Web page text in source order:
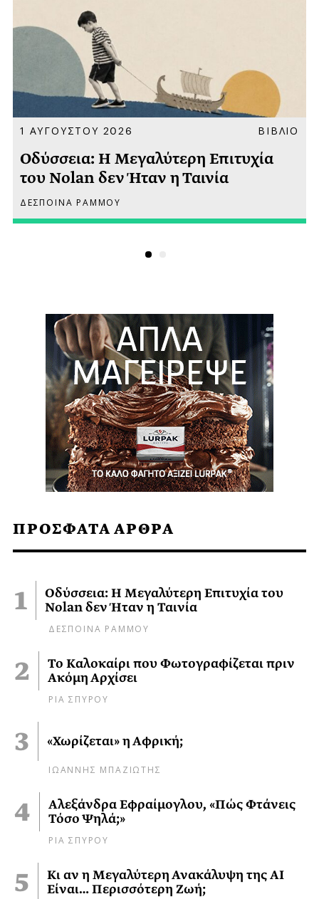
ΠΡΟΣΦΑΤΑ ΑΡΘΡΑ
Οδύσσεια: Η Μεγαλύτερη Επιτυχία του
Nolan δεν Ήταν η Ταινία
ΔΕΣΠΟΙΝΑ ΡΑΜΜΟΥ
Το Καλοκαίρι που Φωτογραφίζεται πριν
Ακόμη Αρχίσει
ΡΙΑ ΣΠΥΡΟΥ
«Χωρίζεται» η Αφρική;
ΙΩΑΝΝΗΣ ΜΠΑΖΙΩΤΗΣ
Αλεξάνδρα Εφραίμογλου, «Πώς Φτάνεις
Τόσο Ψηλά;»
ΡΙΑ ΣΠΥΡΟΥ
Κι αν η Μεγαλύτερη Ανακάλυψη της AI
Είναι… Περισσότερη Ζωή;
1 ΑΥΓΟΥΣΤΟΥ 2026 ΒΙΒΛΙΟ
Οδύσσεια: Η Μεγαλύτερη Επιτυχία
του Nolan δεν Ήταν η Ταινία
ΔΕΣΠΟΙΝΑ ΡΑΜΜΟΥ